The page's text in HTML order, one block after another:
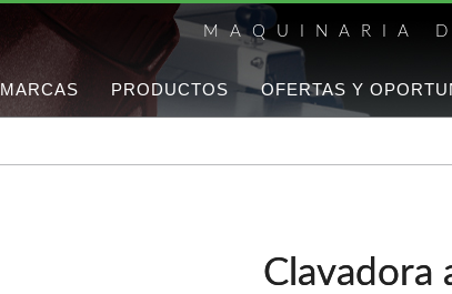
MAQUINARIA
MARCAS PRODUCTOS OFERTAS Y
Clavadora